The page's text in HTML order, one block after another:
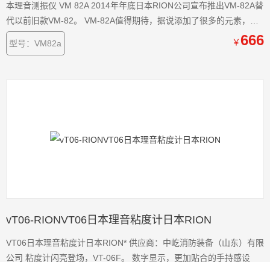
本理音测振仪 VM 82A 2014年年底日本RION公司宣布推出VM-82A替
代以前旧款VM-82。 VM-82A值得期待，据说添加了很多的元素，屏
幕更大更亮，探头连接更简单，操作更简单，功能更*。 VM-82A于
2015年4月15日火热到货，之前苦苦等待的终于可以拿到机器 以
型号：VM82a ￥666
vT06-RIONVT06日本理音粘度计日本RION
VT06日本理音粘度计日本RION* 供应商：中屹消防装备（山东）有限
公司 粘度计闪亮登场，VT-06F。 数字显示，更加贴合的手持感设